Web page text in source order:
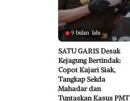
9 bulan lalu
SATU GARIS Desak
Kejagung Bertindak:
Copot Kajari Siak,
Tangkap Sekda
Mahadar dan
Tuntaskan Kasus PMT